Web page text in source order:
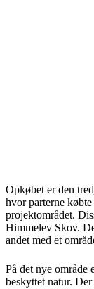
Opkøbet er den
hvor parterne
projektområdet.
Himmelev Skov.
andet med et
På det nye område
beskyttet natur.